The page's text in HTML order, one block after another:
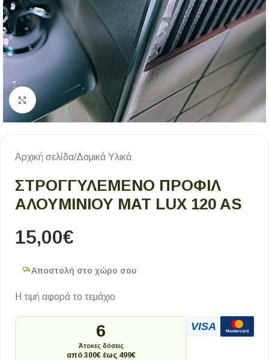
Κλικ για μεγέθυνση
Αρχική σελίδα/Δομικά Υλικά
ΣΤΡΟΓΓΥΛΕΜΈΝΟ ΠΡΟΦΊΛ
ΑΛΟΥΜΙΝΊΟΥ ΜΑΤ LUX 120 AS
15,00€
Αποστολή στο χώρο σου
Η τιμή αφορά το τεμάχιο
6
Άτοκες δόσεις
από 300€ έως 499€
VISA Mastercard